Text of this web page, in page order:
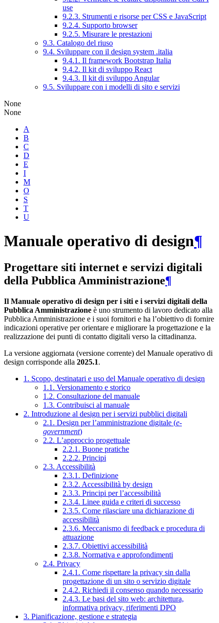
use
9.2.3. Strumenti e risorse per CSS e JavaScript
9.2.4. Supporto browser
9.2.5. Misurare le prestazioni
9.3. Catalogo del riuso
9.4. Sviluppare con il design system .italia
9.4.1. Il framework Bootstrap Italia
9.4.2. Il kit di sviluppo React
9.4.3. Il kit di sviluppo Angular
9.5. Sviluppare con i modelli di sito e servizi
None
None
A
B
C
D
E
I
M
O
S
T
U
Manuale operativo di design¶
Progettare siti internet e servizi digitali
della Pubblica Amministrazione¶
Il Manuale operativo di design per i siti e i servizi digitali della
Pubblica Amministrazione è uno strumento di lavoro dedicato alla
Pubblica Amministrazione e i suoi fornitori e ha l’obiettivo di fornire
indicazioni operative per orientare e migliorare la progettazione e la
realizzazione dei punti di contatto digitali verso la cittadinanza.
La versione aggiornata (versione corrente) del Manuale operativo di
design corrisponde alla 2025.1.
1. Scopo, destinatari e uso del Manuale operativo di design
1.1. Versionamento e storico
1.2. Consultazione del manuale
1.3. Contribuisci al manuale
2. Introduzione al design per i servizi pubblici digitali
2.1. Design per l’amministrazione digitale (e-
government)
2.2. L’approccio progettuale
2.2.1. Buone pratiche
2.2.2. Principi
2.3. Accessibilità
2.3.1. Definizione
2.3.2. Accessibilità by design
2.3.3. Principi per l’accessibilità
2.3.4. Linee guida e criteri di successo
2.3.5. Come rilasciare una dichiarazione di
accessibilità
2.3.6. Meccanismo di feedback e procedura di
attuazione
2.3.7. Obiettivi accessibilità
2.3.8. Normativa e approfondimenti
2.4. Privacy
2.4.1. Come rispettare la privacy sin dalla
progettazione di un sito o servizio digitale
2.4.2. Richiedi il consenso quando necessario
2.4.3. Le basi del sito web: architettura,
informativa privacy, riferimenti DPO
3. Pianificazione, gestione e strategia